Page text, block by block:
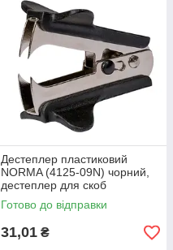
Дестеплер пластиковий
NORMA (4125-09N) чорний,
дестеплер для скоб
Готово до відправки
31,01 ₴